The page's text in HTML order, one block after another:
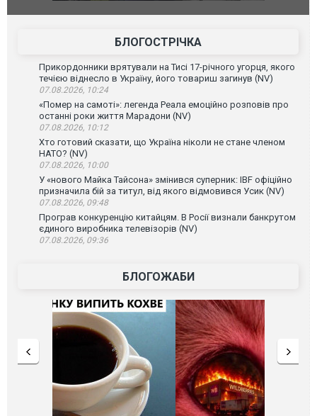
постраждали. ВІДЕО
БЛОГОСТРІЧКА
Прикордонники врятували на Тисі 17-річного угорця, якого
течією віднесло в Україну, його товариш загинув (NV)
07.08.2026, 10:24
«Помер на самоті»: легенда Реала емоційно розповів про
останні роки життя Марадони (NV)
07.08.2026, 10:12
Хто готовий сказати, що Україна ніколи не стане членом
НАТО? (NV)
07.08.2026, 10:00
У «нового Майка Тайсона» змінився суперник: IBF офіційно
призначила бій за титул, від якого відмовився Усик (NV)
07.08.2026, 09:48
Програв конкуренцію китайцям. В Росії визнали банкрутом
єдиного виробника телевізорів (NV)
07.08.2026, 09:36
БЛОГОЖАБИ